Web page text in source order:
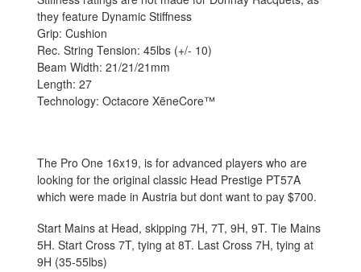
they feature Dynamic Stiffness
Grip: Cushion
Rec. String Tension: 45lbs (+/- 10)
Beam Width: 21/21/21mm
Length: 27
Technology: Octacore XēneCore™
The Pro One 16x19, is for advanced players who are
looking for the original classic Head Prestige PT57A
which were made in Austria but dont want to pay $700.
Start Mains at Head, skipping 7H, 7T, 9H, 9T. Tie Mains
5H. Start Cross 7T, tying at 8T. Last Cross 7H, tying at
9H (35-55lbs)